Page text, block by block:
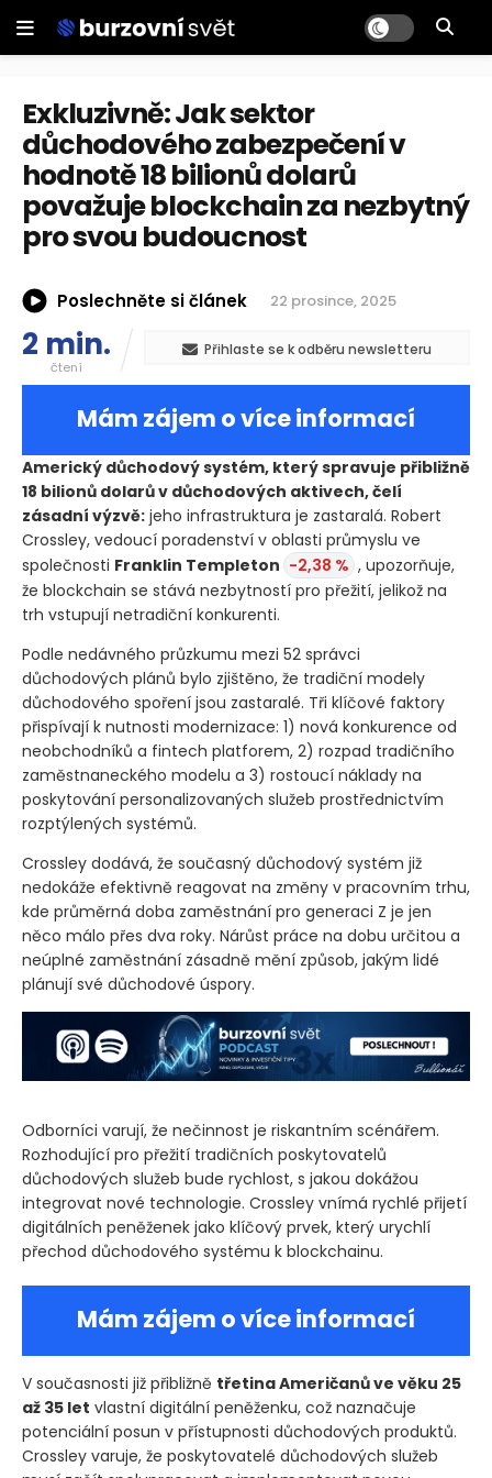
Exkluzivně: Jak sektor
důchodového zabezpečení v
hodnotě 18 bilionů dolarů
považuje blockchain za nezbytný
pro svou budoucnost
Poslechněte si článek 22 prosince, 2025
2 min.
čtení
Přihlaste se k odběru newsletteru
Mám zájem o více informací
Americký důchodový systém, který spravuje přibližně
18 bilionů dolarů v důchodových aktivech, čelí
zásadní výzvě: jeho infrastruktura je zastaralá. Robert
Crossley, vedoucí poradenství v oblasti průmyslu ve
společnosti Franklin Templeton -2,38 % , upozorňuje,
že blockchain se stává nezbytností pro přežití, jelikož na
trh vstupují netradiční konkurenti.
Podle nedávného průzkumu mezi 52 správci
důchodových plánů bylo zjištěno, že tradiční modely
důchodového spoření jsou zastaralé. Tři klíčové faktory
přispívají k nutnosti modernizace: 1) nová konkurence od
neobchodníků a fintech platforem, 2) rozpad tradičního
zaměstnaneckého modelu a 3) rostoucí náklady na
poskytování personalizovaných služeb prostřednictvím
rozptýlených systémů.
Crossley dodává, že současný důchodový systém již
nedokáže efektivně reagovat na změny v pracovním trhu,
kde průměrná doba zaměstnání pro generaci Z je jen
něco málo přes dva roky. Nárůst práce na dobu určitou a
neúplné zaměstnání zásadně mění způsob, jakým lidé
plánují své důchodové úspory.
Odborníci varují, že nečinnost je riskantním scénářem.
Rozhodující pro přežití tradičních poskytovatelů
důchodových služeb bude rychlost, s jakou dokážou
integrovat nové technologie. Crossley vnímá rychlé přijetí
digitálních peněženek jako klíčový prvek, který urychlí
přechod důchodového systému k blockchainu.
Mám zájem o více informací
V současnosti již přibližně třetina Američanů ve věku 25
až 35 let vlastní digitální peněženku, což naznačuje
potenciální posun v přístupnosti důchodových produktů.
Crossley varuje, že poskytovatelé důchodových služeb